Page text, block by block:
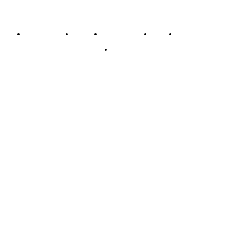
Profil Madu TV Redaksi Pedoman Siber Kontak